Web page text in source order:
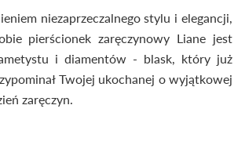
niezaprzeczalnego stylu i elegancji,
pierścionek zaręczynowy Liane jest
i diamentów - blask, który już
Twojej ukochanej o wyjątkowej
zaręczyn.